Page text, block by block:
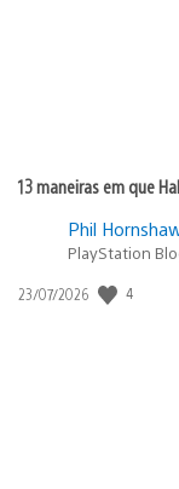
13 maneiras em que
Phil
PlayStation
Data
23/07/2026 4